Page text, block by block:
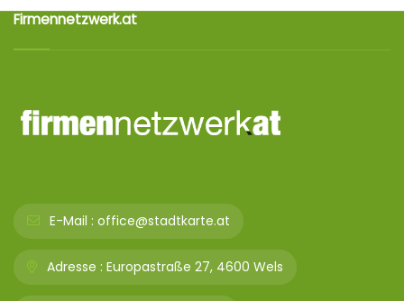
Firmennetzwerk.at
E-Mail : office@stadtkarte.at
Adresse : Europastraße 27, 4600 Wels